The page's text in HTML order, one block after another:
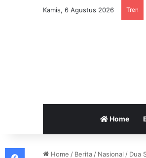
Kamis, 6 Agustus 2026 Tren
Home
Home / Berita / Nasional / Dua
Facebook